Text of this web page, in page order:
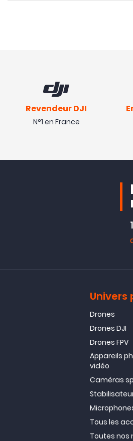
Revendeur DJI
N°1 en France
Univers
Drones
Drones DJI
Drones FPV
Appareils
vidéo
Caméras
Tous les
Toutes nos